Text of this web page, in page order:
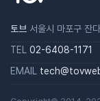
토브 서울시 마포구 잔
TEL 02-6408-1171
EMAIL